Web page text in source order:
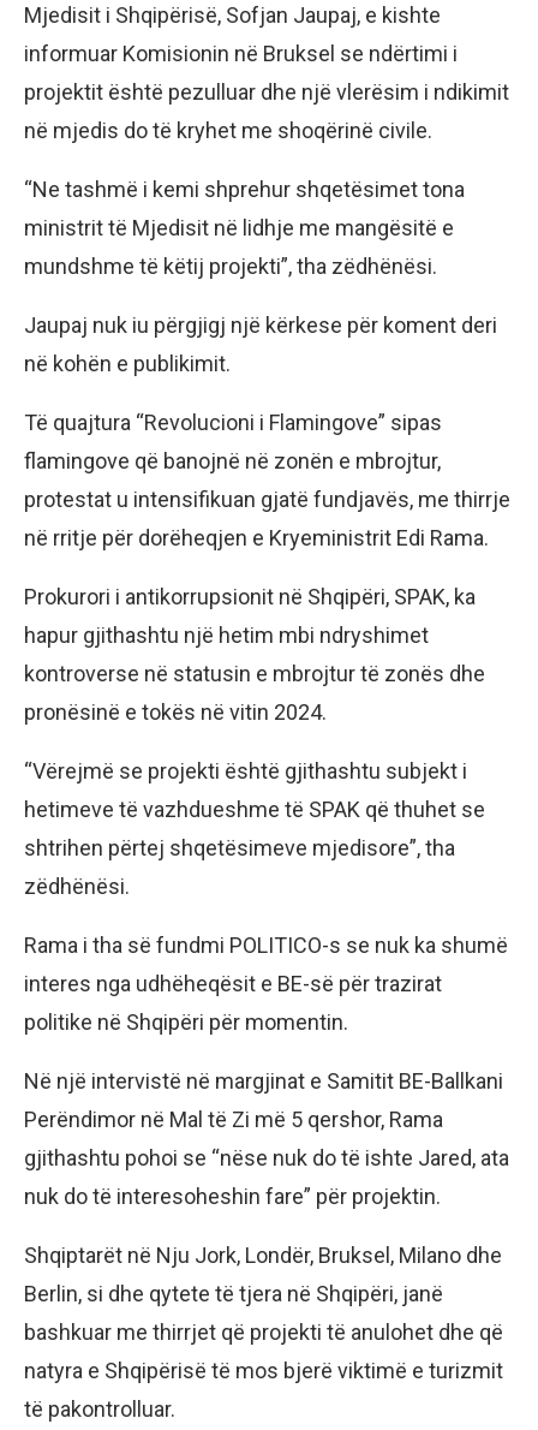
Mjedisit i Shqipërisë, Sofjan Jaupaj, e kishte
informuar Komisionin në Bruksel se ndërtimi i
projektit është pezulluar dhe një vlerësim i ndikimit
në mjedis do të kryhet me shoqërinë civile.
“Ne tashmë i kemi shprehur shqetësimet tona
ministrit të Mjedisit në lidhje me mangësitë e
mundshme të këtij projekti”, tha zëdhënësi.
Jaupaj nuk iu përgjigj një kërkese për koment deri
në kohën e publikimit.
Të quajtura “Revolucioni i Flamingove” sipas
flamingove që banojnë në zonën e mbrojtur,
protestat u intensifikuan gjatë fundjavës, me thirrje
në rritje për dorëheqjen e Kryeministrit Edi Rama.
Prokurori i antikorrupsionit në Shqipëri, SPAK, ka
hapur gjithashtu një hetim mbi ndryshimet
kontroverse në statusin e mbrojtur të zonës dhe
pronësinë e tokës në vitin 2024.
“Vërejmë se projekti është gjithashtu subjekt i
hetimeve të vazhdueshme të SPAK që thuhet se
shtrihen përtej shqetësimeve mjedisore”, tha
zëdhënësi.
Rama i tha së fundmi POLITICO-s se nuk ka shumë
interes nga udhëheqësit e BE-së për trazirat
politike në Shqipëri për momentin.
Në një intervistë në margjinat e Samitit BE-Ballkani
Perëndimor në Mal të Zi më 5 qershor, Rama
gjithashtu pohoi se “nëse nuk do të ishte Jared, ata
nuk do të interesoheshin fare” për projektin.
Shqiptarët në Nju Jork, Londër, Bruksel, Milano dhe
Berlin, si dhe qytete të tjera në Shqipëri, janë
bashkuar me thirrjet që projekti të anulohet dhe që
natyra e Shqipërisë të mos bjerë viktimë e turizmit
të pakontrolluar.